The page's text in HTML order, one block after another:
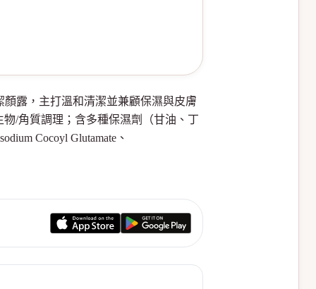
露，主打溫和清潔並兼顧保濕與皮膚
/角質調理；含多種保濕劑（甘油、丁
Cocoyl Glutamate、